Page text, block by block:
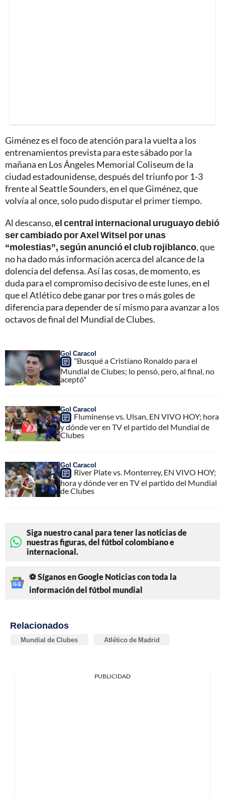
Giménez es el foco de atención para la vuelta a los
entrenamientos prevista para este sábado por la
mañana en Los Ángeles Memorial Coliseum de la
ciudad estadounidense, después del triunfo por 1-3
frente al Seattle Sounders, en el que Giménez, que
volvía al once, solo pudo disputar el primer tiempo.
Al descanso,el central internacional uruguayo debió
ser cambiado por Axel Witsel por unas
“molestias”, según anunció el club rojiblanco, que
no ha dado más información acerca del alcance de la
dolencia del defensa. Así las cosas, de momento, es
duda para el compromiso decisivo de este lunes, en el
que el Atlético debe ganar por tres o más goles de
diferencia para depender de sí mismo para avanzar a los
octavos de final del Mundial de Clubes.
Gol Caracol
"Busqué a Cristiano Ronaldo para el
Mundial de Clubes; lo pensó, pero, al final, no
aceptó"
Gol Caracol
Fluminense vs. Ulsan, EN VIVO HOY; hora
y dónde ver en TV el partido del Mundial de
Clubes
Gol Caracol
River Plate vs. Monterrey, EN VIVO HOY;
hora y dónde ver en TV el partido del Mundial
de Clubes
Siga nuestro canal para tener las noticias de
nuestras figuras, del fútbol colombiano e
internacional.
⚽ Síganos en Google Noticias con toda la
información del fútbol mundial
Relacionados
Mundial de Clubes Atlético de Madrid
PUBLICIDAD